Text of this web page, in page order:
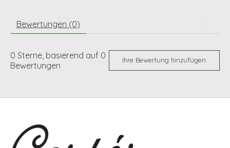
Bewertungen (0)
0 Sterne, basierend auf 0
Bewertungen
Ihre Bewertung hinzufügen